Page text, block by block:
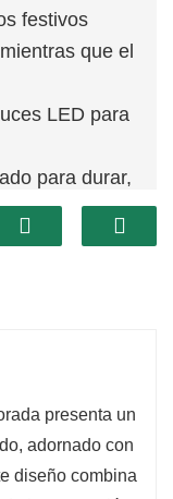
festivos
que el
LED para
para durar,
durante
presenta un
adornado con
diseño combina